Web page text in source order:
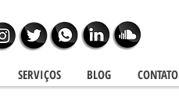
SERVIÇOS BLOG CONTATO